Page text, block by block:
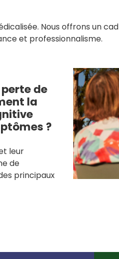
Nous offrons un
et professionnalisme.
de
la
?
leur
de
principaux